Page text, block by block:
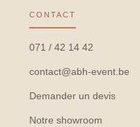
CONTACT
071 / 42 14 42
contact@abh-event.be
Demander un devis
Notre showroom